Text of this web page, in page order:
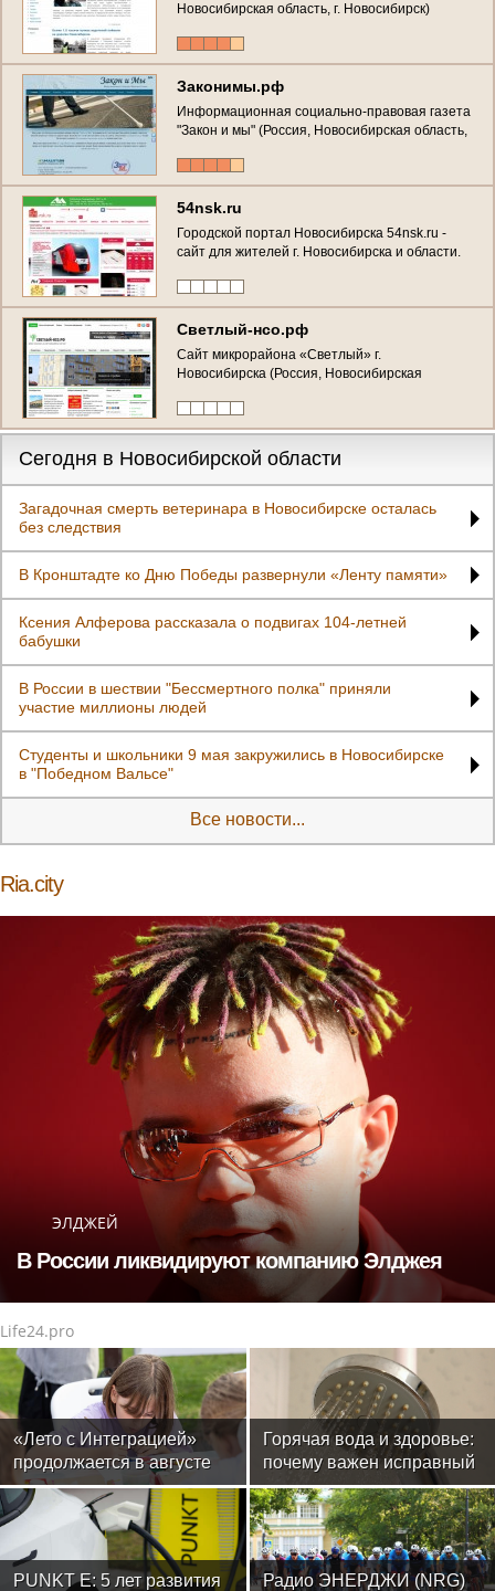
Новосибирская область, г. Новосибирск)
Законимы.рф
Информационная социально-правовая газета
"Закон и мы" (Россия, Новосибирская область,
54nsk.ru
Городской портал Новосибирска 54nsk.ru -
сайт для жителей г. Новосибирска и области.
Светлый-нсо.рф
Сайт микрорайона «Светлый» г.
Новосибирска (Россия, Новосибирская
Сегодня в Новосибирской области
Загадочная смерть ветеринара в Новосибирске осталась
без следствия
В Кронштадте ко Дню Победы развернули «Ленту памяти»
Ксения Алферова рассказала о подвигах 104-летней
бабушки
В России в шествии "Бессмертного полка" приняли
участие миллионы людей
Студенты и школьники 9 мая закружились в Новосибирске
в "Победном Вальсе"
Все новости...
Ria.city
ЭЛДЖЕЙ
В России ликвидируют компанию Элджея
Life24.pro
«Лето с Интеграцией»
продолжается в августе
— заключительный месяц
программы
Горячая вода и здоровье:
почему важен исправный
водонагреватель
PUNKT E: 5 лет развития
Радио ЭНЕРДЖИ (NRG)